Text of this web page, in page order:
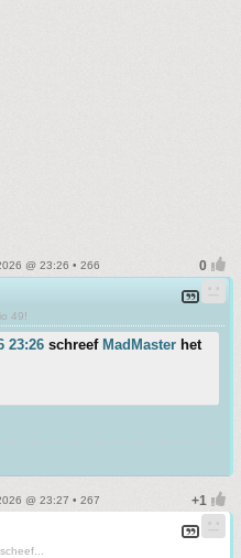
@ 23:26 • 266
49!
23:26 schreef MadMaster het
@ 23:27 • 267